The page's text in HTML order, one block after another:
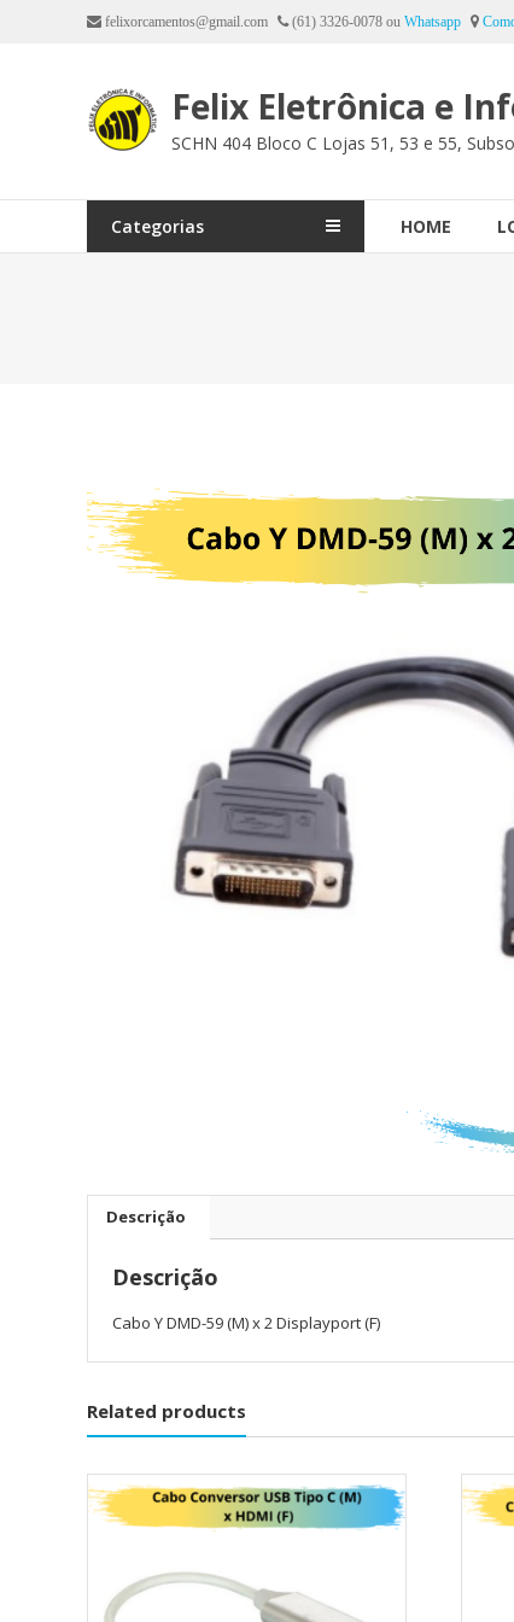
felixorcamentos@gmail.com (61) 3326-0078 ou Whatsapp
Felix Eletrônica e
SCHN 404 Bloco C Lojas 51, 53 e 55,
Categorias HOME
Descrição
Descrição
Cabo Y DMD-59 (M) x 2 Displayport (F)
Related products